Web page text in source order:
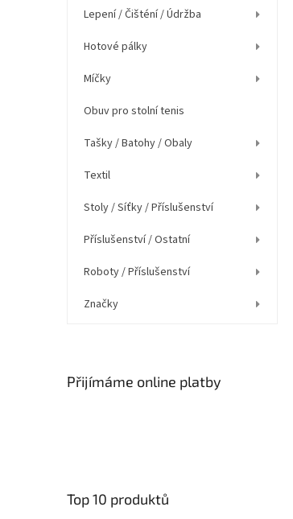
Lepení / Čišténí / Údržba
Hotové pálky
Míčky
Obuv pro stolní tenis
Tašky / Batohy / Obaly
Textil
Stoly / Síťky / Příslušenství
Příslušenství / Ostatní
Roboty / Příslušenství
Značky
Přijímáme online platby
Top 10 produktů